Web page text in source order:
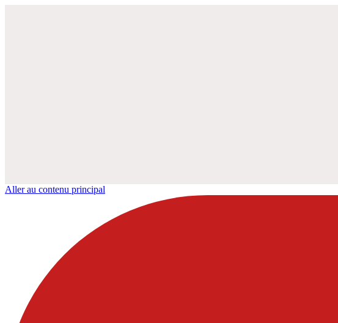
Aller au contenu principal